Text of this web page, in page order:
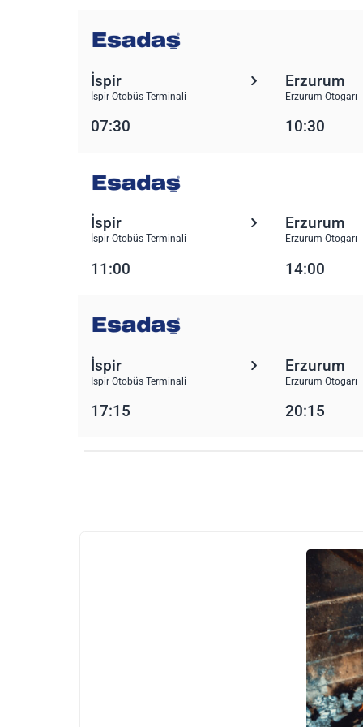
İspir
İspir Otobüs Terminali
Erzurum
Erzurum Otogarı
07:30 10:30
İspir
İspir Otobüs Terminali
Erzurum
Erzurum Otogarı
11:00 14:00
İspir
İspir Otobüs Terminali
Erzurum
Erzurum Otogarı
17:15 20:15